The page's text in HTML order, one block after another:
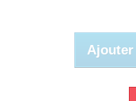
Ajouter